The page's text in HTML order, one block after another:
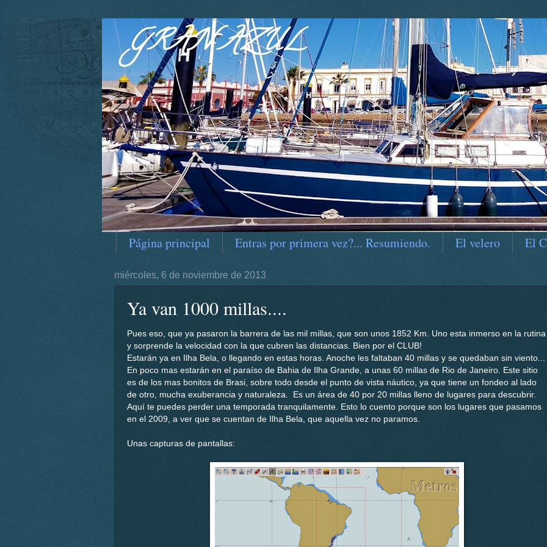
Página principal Entras por primera vez?... Resumiendo. El velero El
miércoles, 6 de noviembre de 2013
Ya van 1000 millas....
Pues eso, que ya pasaron la barrera de las mil millas, que son unos 1852 Km. Uno esta inmerso en la rutina
y sorprende la velocidad con la que cubren las distancias. Bien por el CLUB!
Estarán ya en Ilha Bela, o llegando en estas horas. Anoche les faltaban 40 millas y se quedaban sin viento...
En poco mas estarán en el paraíso de Bahia de Ilha Grande, a unas 60 millas de Rio de Janeiro. Este sitio
es de los mas bonitos de Brasi, sobre todo desde el punto de vista náutico, ya que tiene un fondeo al lado
de otro, mucha exuberancia y naturaleza. Es un área de 40 por 20 millas lleno de lugares para descubrir.
Aquí te puedes perder una temporada tranquilamente. Esto lo cuento porque son los lugares que pasamos
en el 2009, a ver que se cuentan de Ilha Bela, que aquella vez no paramos.
Unas capturas de pantallas: